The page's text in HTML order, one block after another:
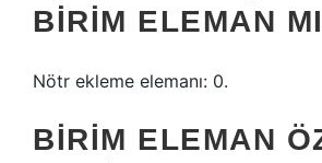
BIRIM ELEMAN
Nötr ekleme elemanı: 0.
BIRIM ELEMAN